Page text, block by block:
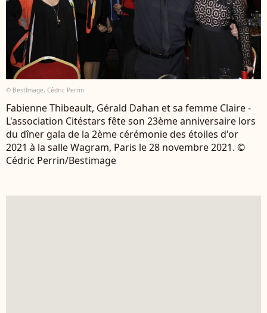
© BestImage, Cédric Perrin
Fabienne Thibeault, Gérald Dahan et sa femme Claire -
L'association Citéstars fête son 23ème anniversaire lors
du dîner gala de la 2ème cérémonie des étoiles d'or
2021 à la salle Wagram, Paris le 28 novembre 2021. ©
Cédric Perrin/Bestimage